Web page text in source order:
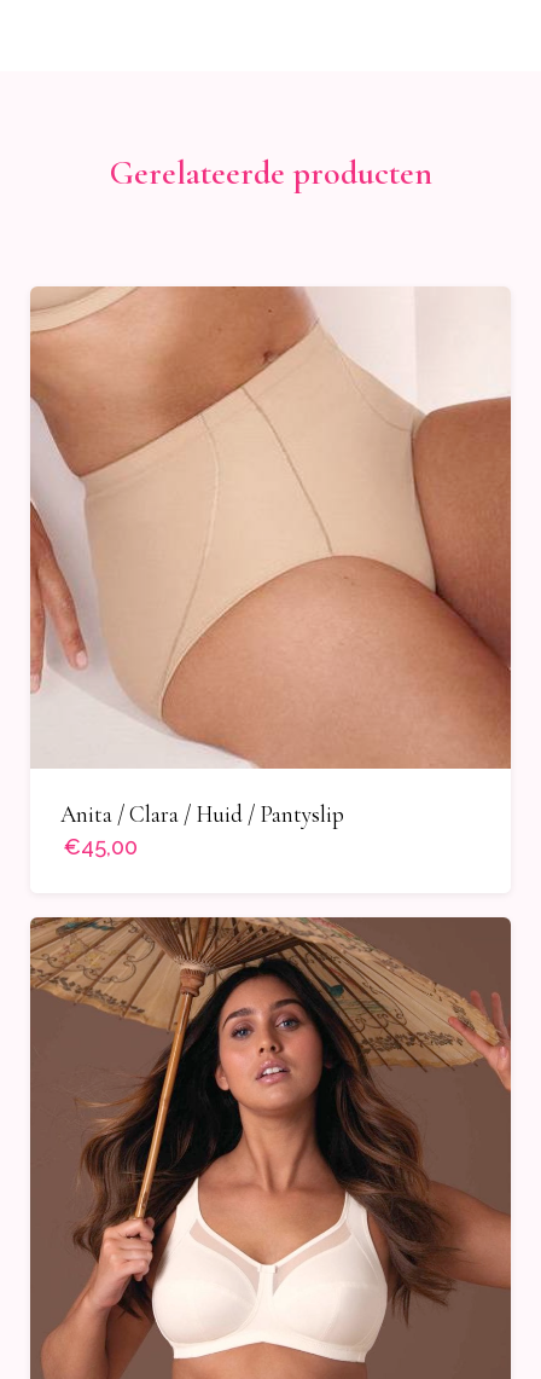
Gerelateerde producten
Anita / Clara / Huid / Pantyslip
€45,00